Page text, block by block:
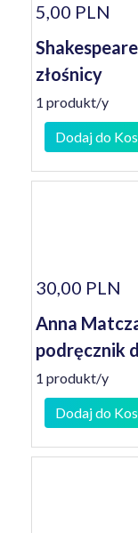
5,00 PLN
złośnicy
1 produkt/y
Dodaj do
30,00 PLN
Anna
podręcznik
1 produkt/y
Dodaj do